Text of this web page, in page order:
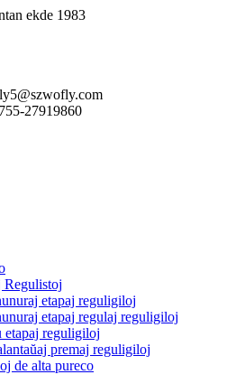
ekde 1983
27919860
Regulistoj
etapaj reguligiloj
etapaj regulaj reguligiloj
etapaj reguligiloj
premaj reguligiloj
de alta pureco